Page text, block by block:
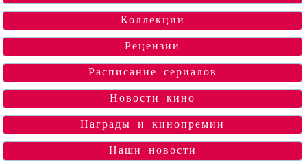
Коллекции
Рецензии
Расписание сериалов
Новости кино
Награды и кинопремии
Наши новости